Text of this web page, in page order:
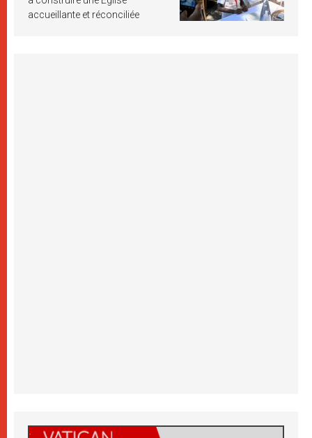
accueillante et réconciliée